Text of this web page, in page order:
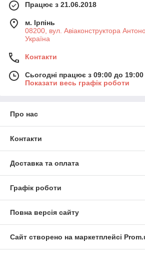
Працює з 21.06.2018
м. Ірпінь
08200, вул. Авіаконструктора
Україна
Контакти
Сьогодні працює з 09:00 до 19:00
Показати весь графік роботи
Про нас
Контакти
Доставка та оплата
Графік роботи
Повна версія сайту
Сайт створено на маркетплейсі